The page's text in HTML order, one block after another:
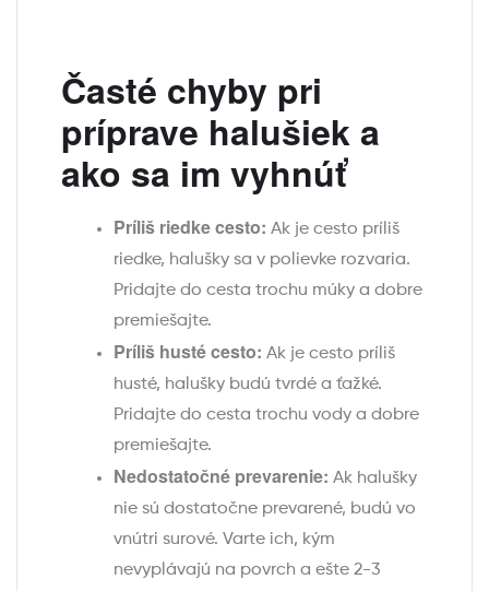
Časté chyby pri
príprave halušiek a
ako sa im vyhnúť
Príliš riedke cesto: Ak je cesto príliš
riedke, halušky sa v polievke rozvaria.
Pridajte do cesta trochu múky a dobre
premiešajte.
Príliš husté cesto: Ak je cesto príliš
husté, halušky budú tvrdé a ťažké.
Pridajte do cesta trochu vody a dobre
premiešajte.
Nedostatočné prevarenie: Ak halušky
nie sú dostatočne prevarené, budú vo
vnútri surové. Varte ich, kým
nevyplávajú na povrch a ešte 2-3